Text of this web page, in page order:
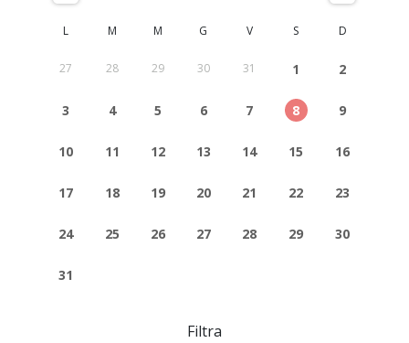
L M M G V S D
27 28 29 30 31 1 2
3 4 5 6 7 8 9
10 11 12 13 14 15 16
17 18 19 20 21 22 23
24 25 26 27 28 29 30
31
Filtra